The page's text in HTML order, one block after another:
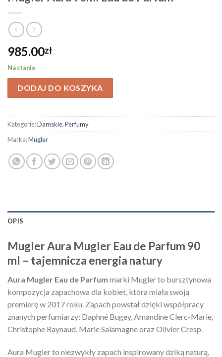
985.00zł
Na stanie
DODAJ DO KOSZYKA
Kategorie:Damskie,Perfumy
Marka:Mugler
OPIS
Mugler Aura Mugler Eau de Parfum 90
ml – tajemnicza energia natury
Aura Mugler Eau de Parfum marki Mugler to bursztynowa
kompozycja zapachowa dla kobiet, która miała swoją
premierę w 2017 roku. Zapach powstał dzięki współpracy
znanych perfumiarzy: Daphné Bugey, Amandine Clerc-Marie,
Christophe Raynaud, Marie Salamagne oraz Olivier Cresp.
Aura Mugler to niezwykły zapach inspirowany dziką naturą,